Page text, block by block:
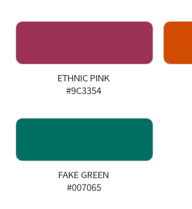
ETHNIC PINK
#9C3354
FAKE GREEN
#007065